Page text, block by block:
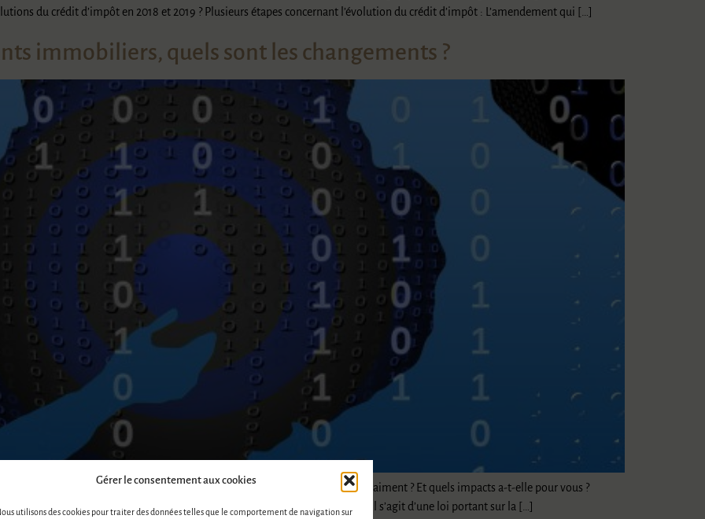
Gérer le consentement aux cookies
utilisons des cookies pour traiter des données telles que le comportement de navigation sur
du crédit d’impôt en 2018 et 2019 ? Plusieurs étapes concernant l’évolution du crédit d’impôt : L’amendement qui […]
immobiliers, quels sont les changements ?
nouvelle loi RGDP, entrée en vigueur ce 25 mai dernier. Mais qu’en est-il vraiment ? Et quels impacts a-t-elle pour vous ?
sur la Protection des Données, une nouvelle réglementation européenne. Il s’agit d’une loi portant sur la […]